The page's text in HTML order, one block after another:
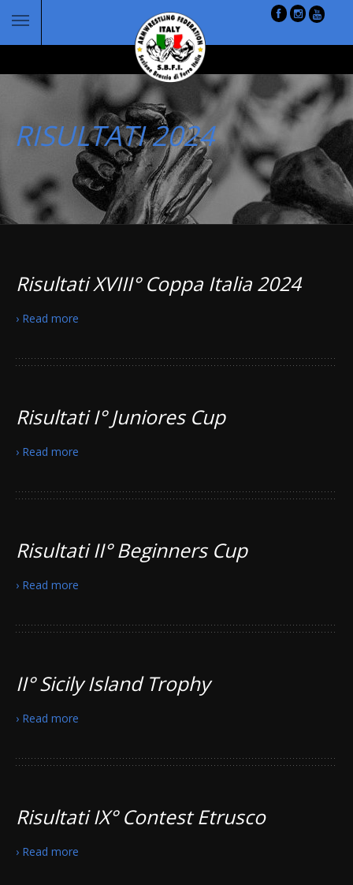
RISULTATI 2024
Risultati XVIII° Coppa Italia 2024
› Read more
Risultati I° Juniores Cup
› Read more
Risultati II° Beginners Cup
› Read more
II° Sicily Island Trophy
› Read more
Risultati IX° Contest Etrusco
› Read more